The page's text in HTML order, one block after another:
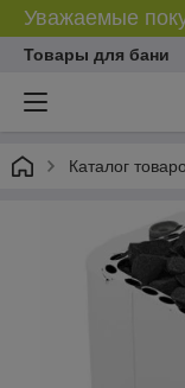
Уважаемые
Товары для бани
Каталог